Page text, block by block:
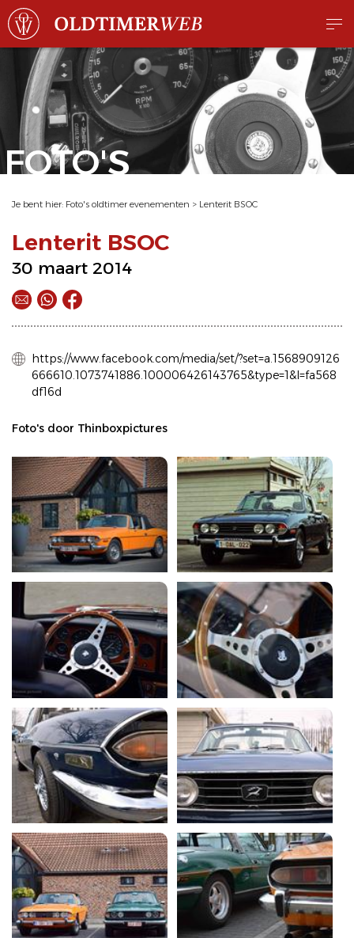
FOTO'S
Je bent hier: Foto's oldtimer evenementen > Lenterit BSOC
Lenterit BSOC
30 maart 2014
https://www.facebook.com/media/set/?set=a.1568909126
666610.1073741886.100006426143765&type=1&l=fa568
df16d
Foto's door Thinboxpictures